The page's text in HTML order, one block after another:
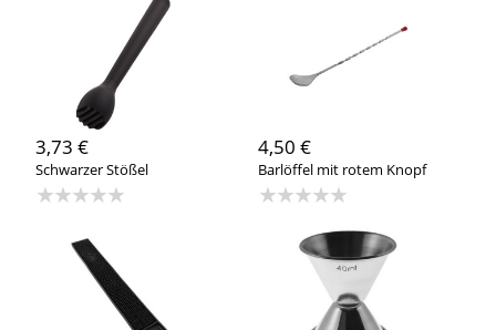
3,73 €
Schwarzer Stößel
★★★★★
4,50 €
Barlöffel mit rotem Knopf
★★★★★